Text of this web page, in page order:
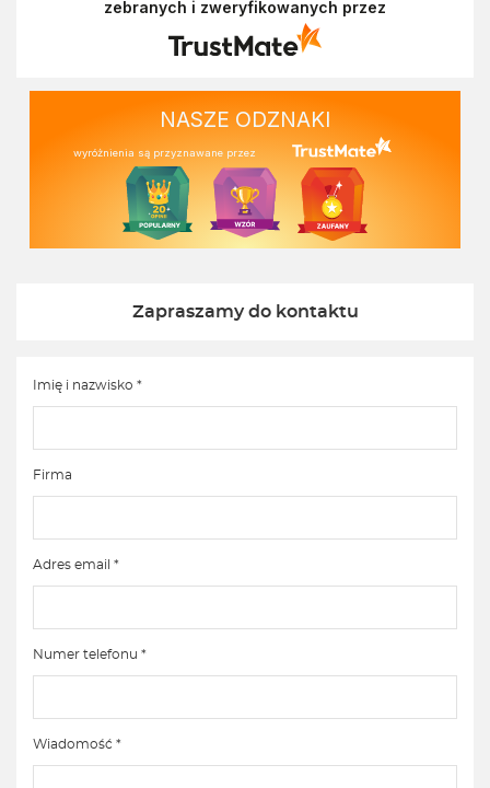
doświadczeniem. Z pozdrowieniami, Zespół
zebranych i zweryfikowanych przez
NASZE ODZNAKI
wyróżnienia są przyznawane przez
Zapraszamy do kontaktu
Imię i nazwisko *
Firma
Adres email *
Numer telefonu *
Wiadomość *